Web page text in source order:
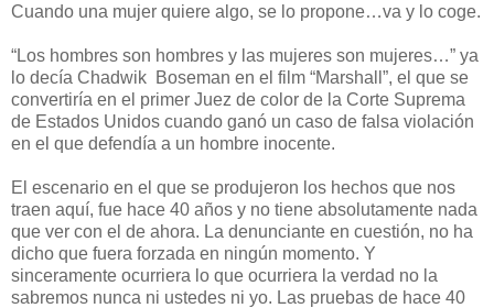
Cuando una mujer quiere algo, se lo propone…va y lo coge.
“Los hombres son hombres y las mujeres son mujeres…” ya
lo decía Chadwik Boseman en el film “Marshall”, el que se
convertiría en el primer Juez de color de la Corte Suprema
de Estados Unidos cuando ganó un caso de falsa violación
en el que defendía a un hombre inocente.
El escenario en el que se produjeron los hechos que nos
traen aquí, fue hace 40 años y no tiene absolutamente nada
que ver con el de ahora. La denunciante en cuestión, no ha
dicho que fuera forzada en ningún momento. Y
sinceramente ocurriera lo que ocurriera la verdad no la
sabremos nunca ni ustedes ni yo. Las pruebas de hace 40